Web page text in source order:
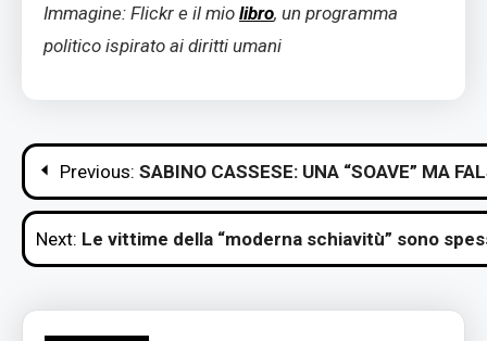
Immagine: Flickr e il mio libro, un programma
politico ispirato ai diritti umani
Navigazione
articoli
Previous: SABINO CASSESE: UNA “SOAVE” MA
Next: Le vittime della “moderna schiavitù” sono